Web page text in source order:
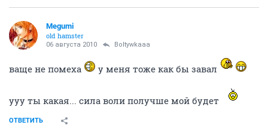
Megumi
old hamster
06 августа 2010 Boltywkaaa
ваще не помеха у меня тоже как бы завал
ууу ты какая... сила воли получше мой будет
ОТВЕТИТЬ